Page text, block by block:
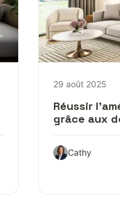
29 août 2025
Réussir
grâce aux
Cathy